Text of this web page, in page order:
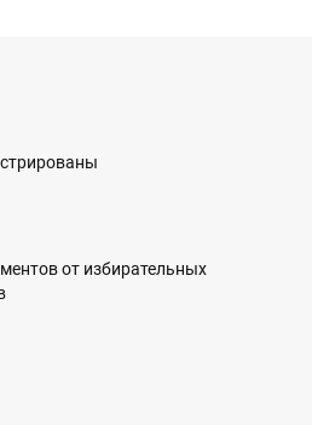
от избирательных